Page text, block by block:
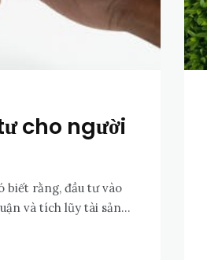
cho người
biết rằng, đầu tư vào
và tích lũy tài sản...